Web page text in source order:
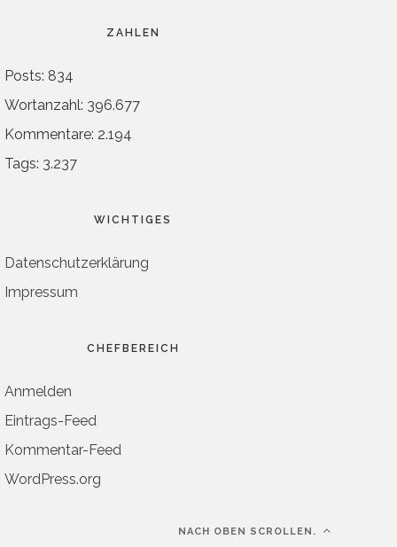
ZAHLEN
Posts: 834
Wortanzahl: 396.677
Kommentare: 2.194
Tags: 3.237
WICHTIGES
Datenschutzerklärung
Impressum
CHEFBEREICH
Anmelden
Eintrags-Feed
Kommentar-Feed
WordPress.org
NACH OBEN SCROLLEN.